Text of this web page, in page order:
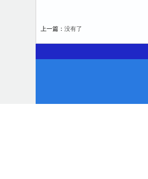
上一篇： 没有了